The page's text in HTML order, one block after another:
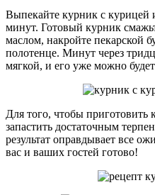
Выпекайте курник с курицей
минут. Готовый курник
маслом, накройте пекарской
полотенце. Минут через
мягкой, и его уже можно
Для того, чтобы приготовить
запастить достаточным
результат оправдывает все
вас и ваших гостей готово!